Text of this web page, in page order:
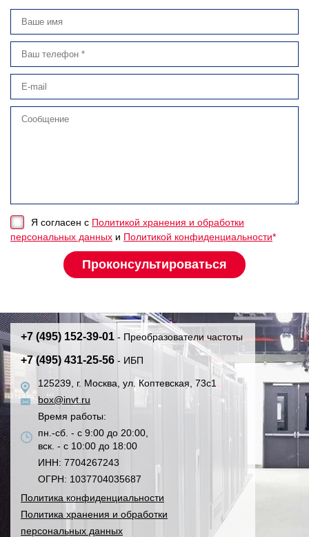
Я согласен с Политикой хранения и обработки
персональных данных и Политикой конфиденциальности*
+7 (495) 152-39-01 - Преобразователи частоты
+7 (495) 431-25-56 - ИБП
125239, г. Москва, ул. Коптевская, 73с1
box@invt.ru
Время работы:
пн.-сб. - с 9:00 до 20:00,
вск. - с 10:00 до 18:00
ИНН: 7704267243
ОГРН: 1037704035687
Политика конфиденциальности
Политика хранения и обработки
персональных данных